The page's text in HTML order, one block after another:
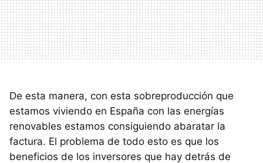
De esta manera, con esta sobreproducción que
estamos viviendo en España con las energías
renovables estamos consiguiendo abaratar la
factura. El problema de todo esto es que los
beneficios de los inversores que hay detrás de